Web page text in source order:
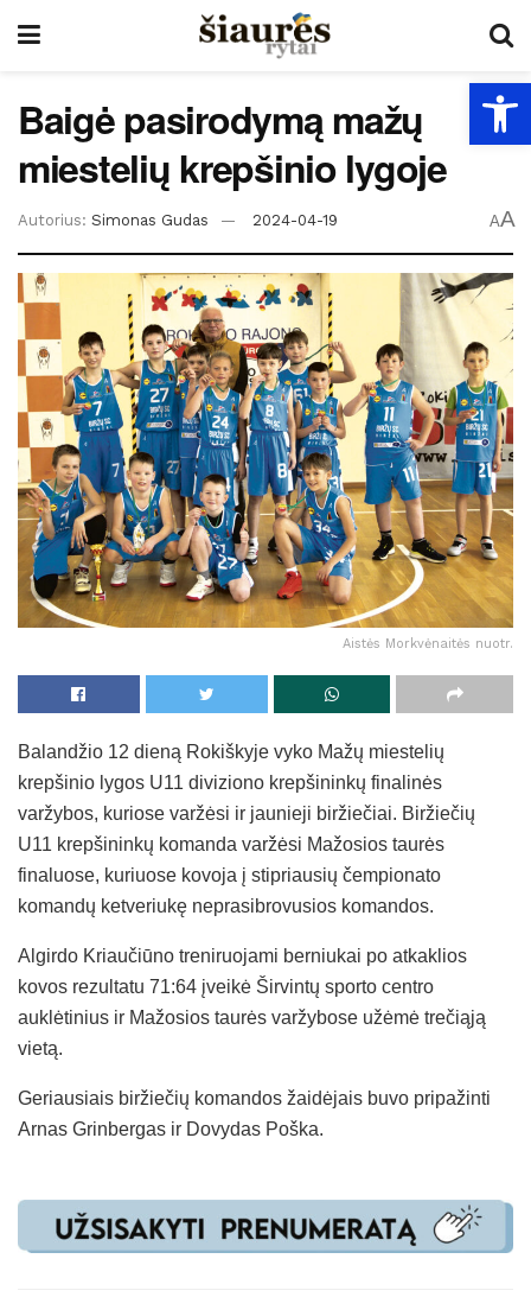
Baigė pasirodymą mažų
miestelių krepšinio lygoje
Autorius: Simonas Gudas 2024-04-19 AA
Aistės Morkvėnaitės nuotr.
Balandžio 12 dieną Rokiškyje vyko Mažų miestelių
krepšinio lygos U11 diviziono krepšininkų finalinės
varžybos, kuriose varžėsi ir jaunieji biržiečiai. Biržiečių
U11 krepšininkų komanda varžėsi Mažosios taurės
finaluose, kuriuose kovoja į stipriausių čempionato
komandų ketveriukę neprasibrovusios komandos.
Algirdo Kriaučiūno treniruojami berniukai po atkaklios
kovos rezultatu 71:64 įveikė Širvintų sporto centro
auklėtinius ir Mažosios taurės varžybose užėmė trečiąją
vietą.
Geriausiais biržiečių komandos žaidėjais buvo pripažinti
Arnas Grinbergas ir Dovydas Poška.